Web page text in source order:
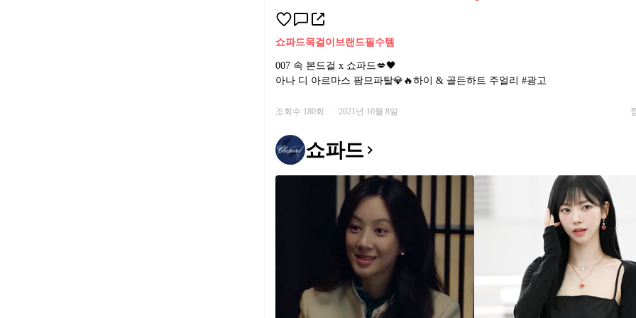
쇼파드목걸이 브랜드필수템
007 속 본드걸 x 쇼파드💋🖤
아나 디 아르마스 팜므파탈💎🔥하이 & 골든하트 주얼리 #광고
조회수 180회 · 2021년 10월 8일
쇼파드